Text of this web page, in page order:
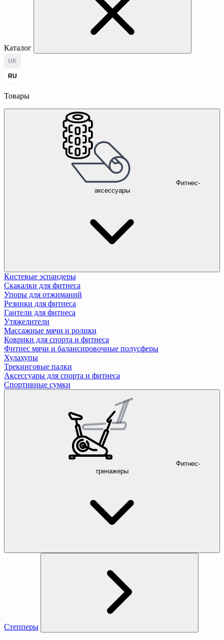
Каталог
UK
RU
Товары
Фитнес-
аксессуары
Кистевые эспандеры
Скакалки для фитнеса
Упоры для отжиманий
Резинки для фитнеса
Гантели для фитнеса
Утяжелители
Массажные мячи и ролики
Коврики для спорта и фитнеса
Фитнес мячи и балансировочные полусферы
Хулахупы
Трекинговые палки
Аксессуары для спорта и фитнеса
Спортивные сумки
Фитнес-
тренажеры
Степперы